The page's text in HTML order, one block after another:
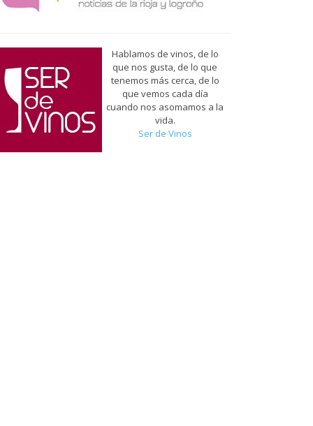
Hablamos de vinos, de lo
que nos gusta, de lo que
tenemos más cerca, de lo
que vemos cada día
cuando nos asomamos a la
vida.
Ser de Vinos